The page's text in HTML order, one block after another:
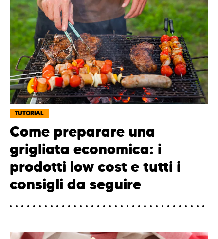
TUTORIAL
Come preparare una
grigliata economica: i
prodotti low cost e tutti i
consigli da seguire